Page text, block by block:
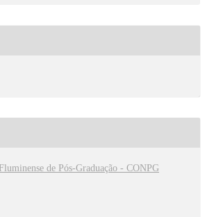
de Pós-Graduação - CONPG